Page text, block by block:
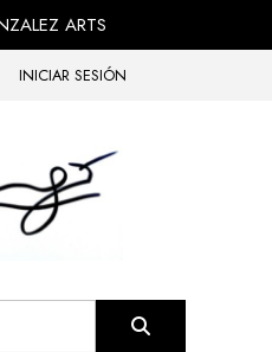
ARTS
INICIAR SESIÓN